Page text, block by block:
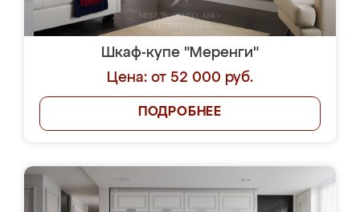
Шкаф-купе "Меренги"
Цена: от 52 000 руб.
ПОДРОБНЕЕ